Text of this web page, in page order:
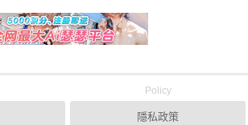
Policy
隱私政策